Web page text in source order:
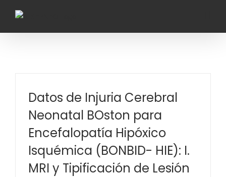
contenido
Datos de Injuria Cerebral
Neonatal BOston para
Encefalopatía Hipóxico
Isquémica (BONBID- HIE): I.
MRI y Tipificación de Lesión